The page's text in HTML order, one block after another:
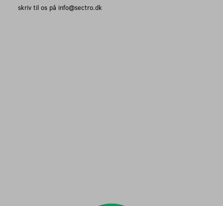
skriv til os på info@sectro.dk